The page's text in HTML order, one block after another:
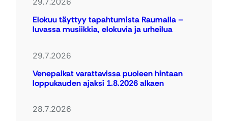
Elokuu täyttyy tapahtumista Raumalla –
luvassa musiikkia, elokuvia ja urheilua
29.7.2026
Venepaikat varattavissa puoleen hintaan
loppukauden ajaksi 1.8.2026 alkaen
28.7.2026